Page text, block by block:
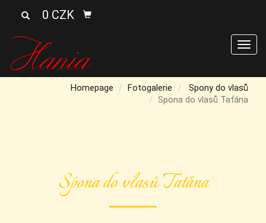
0 CZK
Homepage Fotogalerie
Spony do vlasů
Spona do vlasů Taťána
Spona do vlasů Taťána